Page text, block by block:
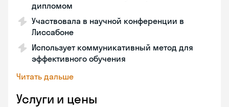
дипломом
Участвовала в научной конференции в
Лиссабоне
Использует коммуникативный метод для
эффективного обучения
Читать дальше
Услуги и цены